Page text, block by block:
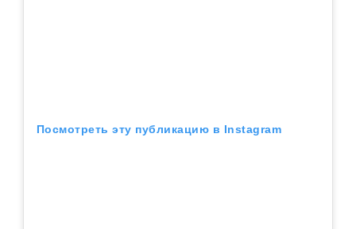
Посмотреть эту публикацию в Instagram